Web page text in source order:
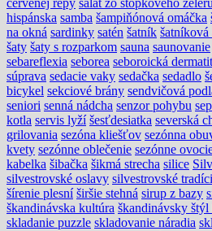
hispánska samba šampiňónová omáčka
na okná sardinky satén šatník šatníková
šaty šaty s rozparkom sauna saunovanie
sebareflexia seborea seboroická
súprava sedacie vaky sedačka sedadlo
bicykel sekciové brány sendvičová
seniori senná nádcha senzor pohybu
kotla servis lyží šesťdesiatka severská
grilovania sezóna kliešťov sezónna
kvety sezónne oblečenie sezónne
kabelka šibačka šikmá strecha silice
silvestrovské oslavy silvestrovské
šírenie plesní širšie stehná sirup z bazy
škandinávska kultúra škandinávsky štýl
skladanie puzzle skladovanie náradia